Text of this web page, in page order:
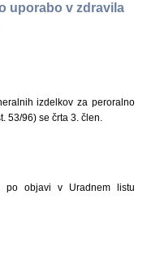
uporabo v zdravila
izdelkov za peroralno
53/96) se črta 3. člen.
po objavi v Uradnem listu